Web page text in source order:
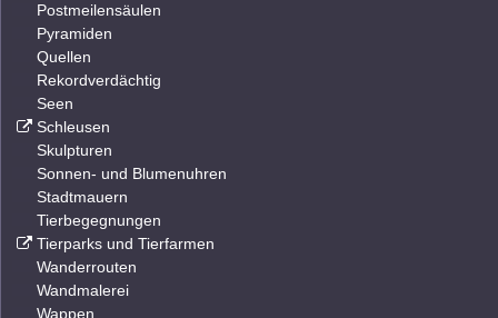
Postmeilensäulen
Pyramiden
Quellen
Rekordverdächtig
Seen
Schleusen
Skulpturen
Sonnen- und Blumenuhren
Stadtmauern
Tierbegegnungen
Tierparks und Tierfarmen
Wanderrouten
Wandmalerei
Wappen